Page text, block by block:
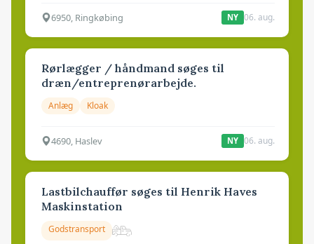
6950, Ringkøbing NY 06. aug.
Rørlægger / håndmand søges til
dræn/entreprenørarbejde.
Anlæg Kloak
4690, Haslev NY 06. aug.
Lastbilchauffør søges til Henrik Haves
Maskinstation
Godstransport